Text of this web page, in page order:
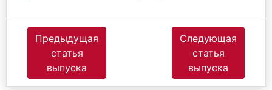
Предыдущая
статья
выпуска
Следующая
статья
выпуска